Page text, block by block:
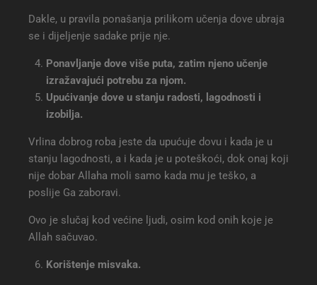
Dakle, u pravila ponašanja prilikom učenja dove ubraja
se i dijeljenje sadake prije nje.
Ponavljanje dove više puta, zatim njeno učenje
izražavajući potrebu za njom.
Upućivanje dove u stanju radosti, lagodnosti i
izobilja.
Vrlina dobrog roba jeste da upućuje dovu i kada je u
stanju lagodnosti, a i kada je u poteškoći, dok onaj koji
nije dobar Allaha moli samo kada mu je teško, a
poslije Ga zaboravi.
Ovo je slučaj kod većine ljudi, osim kod onih koje je
Allah sačuvao.
Korištenje misvaka.